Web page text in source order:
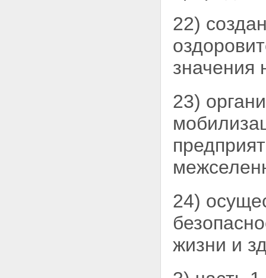
22)
значения
23)
24)
жизни и